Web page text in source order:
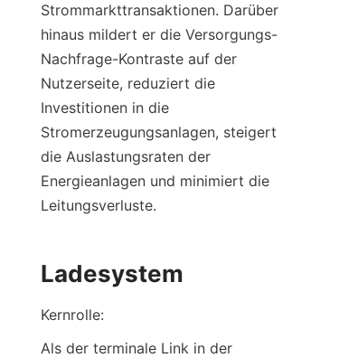
Strommarkttransaktionen. Darüber
hinaus mildert er die Versorgungs-
Nachfrage-Kontraste auf der
Nutzerseite, reduziert die
Investitionen in die
Stromerzeugungsanlagen, steigert
die Auslastungsraten der
Energieanlagen und minimiert die
Leitungsverluste.
Ladesystem
Kernrolle:
Als der terminale Link in der